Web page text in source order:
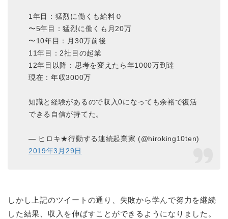
1年目：猛烈に働くも給料０
〜5年目：猛烈に働くも月20万
〜10年目：月30万前後
11年目：2社目の起業
12年目以降：思考を変えたら年1000万到達
現在：年収3000万
知識と経験があるので収入0になっても余裕で復活
できる自信が持てた。
— ヒロキ★行動する連続起業家 (@hiroking10ten)
2019年3月29日
しかし上記のツイートの通り、失敗から学んで努力を継続
した結果、収入を伸ばすことができるようになりました。